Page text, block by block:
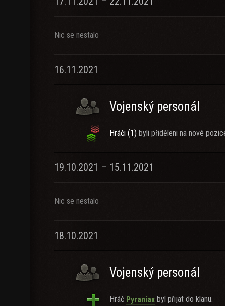
Nic se nestalo
16.11.2021
Vojenský personál
Hráči (1) byli přiděleni na nové
19.10.2021 – 15.11.2021
Nic se nestalo
18.10.2021
Vojenský personál
Hráč Pyraniax byl přijat do klanu.